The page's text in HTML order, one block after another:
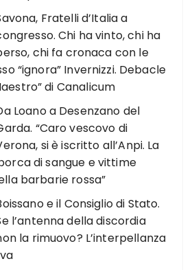
Fratelli d’Italia a
Chi ha vinto, chi ha
chi fa cronaca con le
“ignora” Invernizzi. Debacle
di Canalicum
Loano a Desenzano del
“Caro vescovo di
si è iscritto all’Anpi. La
di sangue e vittime
barbarie rossa”
e il Consiglio di Stato.
l’antenna della discordia
la rimuovo? L’interpellanza